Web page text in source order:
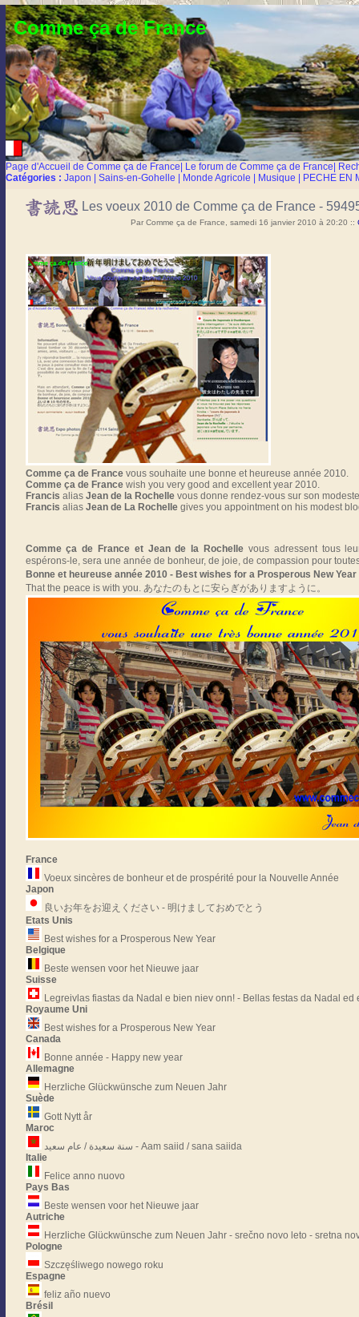
Comme ça de France
Page d'Accueil de Comme ça de France| Le forum de Comme ça de France|
Catégories : Japon |Sains-en-Gohelle | Monde Agricole | Musique | PECHE EN
Les voeux 2010 de Comme ça de France -
Par Comme ça de France, samedi 16 janvier 2010 à 20:20 ::
Comme ça de Francevous souhaite une bonne et heureuse année 2010.
Comme ça de Francewish you very good and excellent year 2010.
Francis alias Jean de la Rochellevous donne rendez-vous sur son
Francis alias Jean de La Rochellegives you appointment on his modest
Comme ça de France et Jean de la Rochelle vous adressent tous
espérons-le, sera une année de bonheur, de joie, de compassion pour
Bonne et heureuse année 2010 - Best wishes for a Prosperous New Year
That the peace is with you. あなたのもとに安らぎがありますように。
France
Voeux sincères de bonheur et de prospérité pour la Nouvelle Année
Japon
良いお年をお迎えください - 明けましておめでとう
Etats Unis
Best wishes for a Prosperous New Year
Belgique
Beste wensen voor het Nieuwe jaar
Suisse
Legreivlas fiastas da Nadal e bien niev onn! - Bellas festas da Nadal ed
Royaume Uni
Best wishes for a Prosperous New Year
Canada
Bonne année - Happy new year
Allemagne
Herzliche Glückwünsche zum Neuen Jahr
Suède
Gott Nytt år
Maroc
سنة سعيدة / عام سعيد - Aam saiid / sana saiida
Italie
Felice anno nuovo
Pays Bas
Beste wensen voor het Nieuwe jaar
Autriche
Herzliche Glückwünsche zum Neuen Jahr - srečno novo leto - sretna
Pologne
Szczęśliwego nowego roku
Espagne
feliz año nuevo
Brésil